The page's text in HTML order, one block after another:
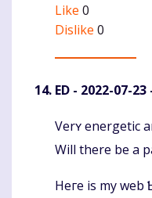
Like 0
Dislike 0
ED - 2022-07-23
Komentaras
Verʏ energetic
Will there be a
Heгe is my web